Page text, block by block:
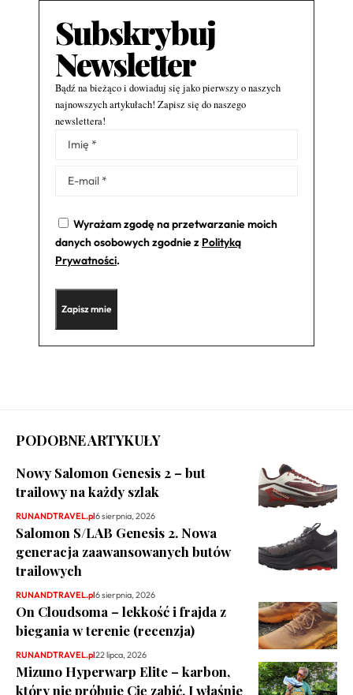
Subskrybuj
Newsletter
Bądź na bieżąco i dowiaduj się jako pierwszy o naszych
najnowszych artykułach! Zapisz się do naszego
newslettera!
Wyrażam zgodę na przetwarzanie moich
danych osobowych zgodnie z Polityką
Prywatności.
Alternative:
PODOBNE ARTYKUŁY
Nowy Salomon Genesis 2 – but
trailowy na każdy szlak
RUNANDTRAVEL.pl6 sierpnia, 2026
Salomon S/LAB Genesis 2. Nowa
generacja zaawansowanych butów
trailowych
RUNANDTRAVEL.pl6 sierpnia, 2026
On Cloudsoma – lekkość i frajda z
biegania w terenie (recenzja)
RUNANDTRAVEL.pl22 lipca, 2026
Mizuno Hyperwarp Elite – karbon,
który nie próbuje Cię zabić. I właśnie